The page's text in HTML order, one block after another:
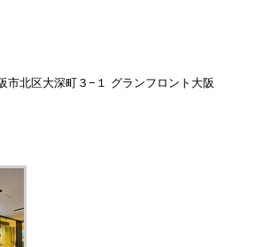
市北区大深町３−１ グランフロント大阪